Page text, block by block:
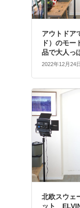
アウトドア
ド）のモー
品で大人っ
2022年12月24日
北欧スウェ
ット